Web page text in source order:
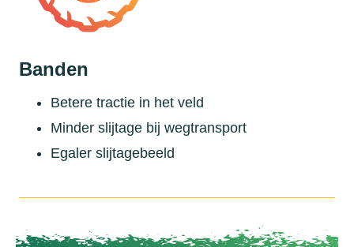
Banden
Betere tractie in het veld
Minder slijtage bij wegtransport
Egaler slijtagebeeld